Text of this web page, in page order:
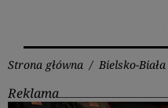
Strona główna / Bielsko-Biała
Reklama